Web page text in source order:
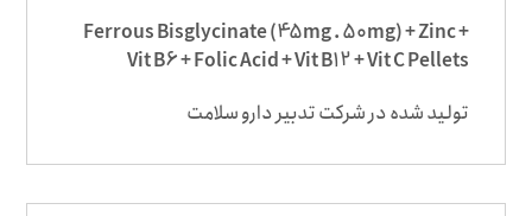
Ferrous Bisglycinate (45mg . 50mg) + Zinc +
Vit B6 + Folic Acid + Vit B12 + Vit C Pellets
تولید شده در شرکت تدبیر دارو سلامت